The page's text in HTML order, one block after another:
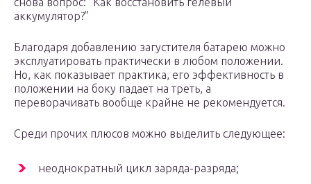
аккумулятор?”
Благодаря добавлению загустителя батарею можно
эксплуатировать практически в любом положении.
Но, как показывает практика, его эффективность в
положении на боку падает на треть, а
переворачивать вообще крайне не рекомендуется.
Среди прочих плюсов можно выделить следующее:
неоднократный цикл заряда-разряда;